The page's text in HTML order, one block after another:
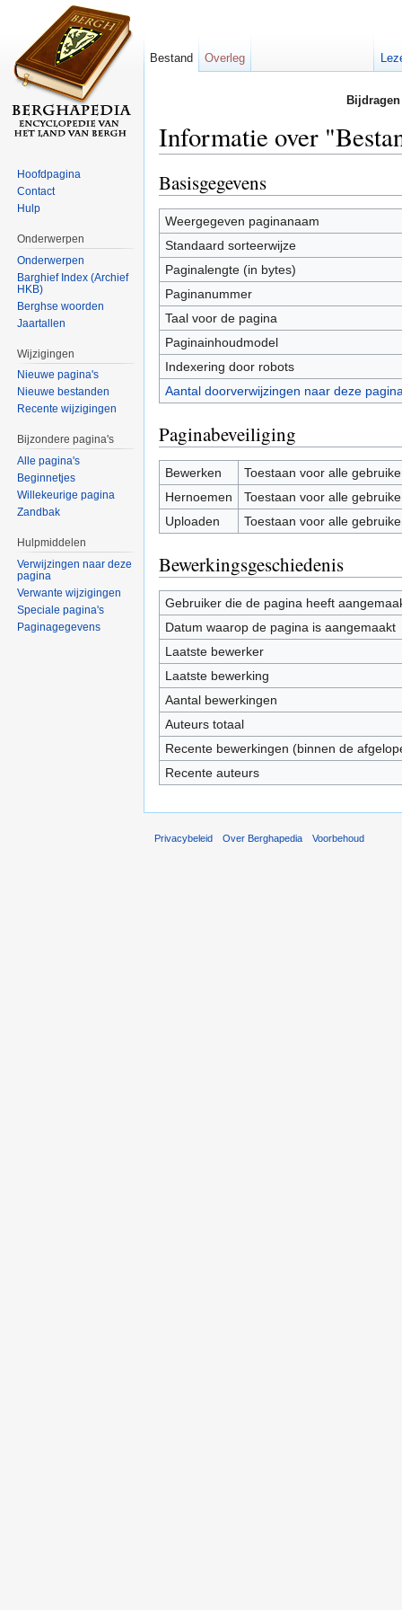
Informatie over
Basisgegevens
Weergegeven paginanaam
Standaard sorteerwijze
Paginalengte (in bytes)
Paginanummer
Taal voor de pagina
Paginainhoudmodel
Indexering door robots
Aantal doorverwijzingen naar deze
Paginabeveiliging
Bewerken
Toestaan voor alle
Hernoemen
Toestaan voor alle
Uploaden
Toestaan voor alle
Bewerkingsgeschiedenis
Gebruiker die de pagina heeft
Datum waarop de pagina is aangemaakt
Laatste bewerker
Laatste bewerking
Aantal bewerkingen
Auteurs totaal
Recente bewerkingen (binnen de
Recente auteurs
Bestand Overleg
Hoofdpagina
Contact
Hulp
Onderwerpen
Onderwerpen
Barghief Index (Archief
HKB)
Berghse woorden
Jaartallen
Wijzigingen
Nieuwe pagina's
Nieuwe bestanden
Recente wijzigingen
Bijzondere pagina's
Alle pagina's
Beginnetjes
Willekeurige pagina
Zandbak
Hulpmiddelen
Verwijzingen naar deze
pagina
Verwante wijzigingen
Speciale pagina's
Paginagegevens
Privacybeleid Over Berghapedia Voorbehoud